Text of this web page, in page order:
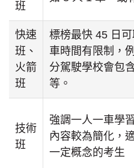
班
快速
班、
火箭
班
標榜最快 45 日
車時間有限制，
分駕駛學校會包
等。
技術
班
強調一人一車學
內容較為簡化，
一定概念的考生